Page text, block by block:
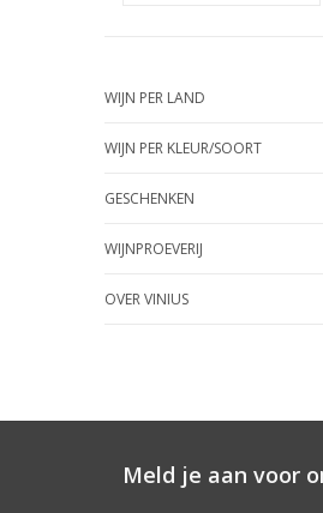
WIJN PER LAND
WIJN PER KLEUR/SOORT
GESCHENKEN
WIJNPROEVERIJ
OVER VINIUS
Meld je aan voor